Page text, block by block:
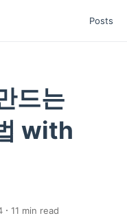
Posts
드는
with
11 min read